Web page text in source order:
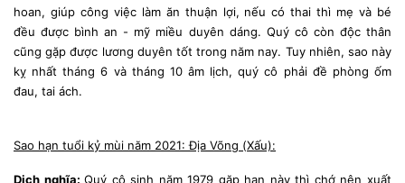
hoan, giúp công việc làm ăn thuận lợi, nếu có thai thì mẹ và bé
đều được bình an - mỹ miều duyên dáng. Quý cô còn độc thân
cũng gặp được lương duyên tốt trong năm nay. Tuy nhiên, sao này
kỵ nhất tháng 6 và tháng 10 âm lịch, quý cô phải đề phòng ốm
đau, tai ách.
Sao hạn tuổi kỷ mùi năm 2021: Địa Võng (Xấu):
Dịch nghĩa:Quý cô sinh năm 1979 gặp hạn này thì chớ nên xuất